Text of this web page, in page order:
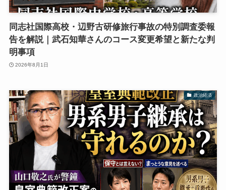
同志社国際高校・辺野古研修旅行事故の特別調査委報
告を解説｜武石知華さんのコース変更希望と新たな判
明事項
2026年8月1日
政治経済